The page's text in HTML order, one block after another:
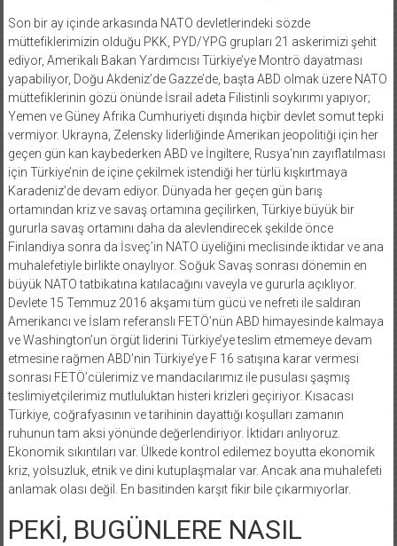
Son bir ay içinde arkasında NATO devletlerindeki sözde
müttefiklerimizin olduğu PKK, PYD/YPG grupları 21 askerimizi şehit
ediyor, Amerikalı Bakan Yardımcısı Türkiye’ye Montrö dayatması
yapabiliyor, Doğu Akdeniz’de Gazze’de, başta ABD olmak üzere NATO
müttefiklerinin gözü önünde İsrail adeta Filistinli soykırımı yapıyor;
Yemen ve Güney Afrika Cumhuriyeti dışında hiçbir devlet somut tepki
vermiyor. Ukrayna, Zelensky liderliğinde Amerikan jeopolitiği için her
geçen gün kan kaybederken ABD ve İngiltere, Rusya’nın zayıflatılması
için Türkiye’nin de içine çekilmek istendiği her türlü kışkırtmaya
Karadeniz’de devam ediyor. Dünyada her geçen gün barış
ortamından kriz ve savaş ortamına geçilirken, Türkiye büyük bir
gururla savaş ortamını daha da alevlendirecek şekilde önce
Finlandiya sonra da İsveç’in NATO üyeliğini meclisinde iktidar ve ana
muhalefetiyle birlikte onaylıyor. Soğuk Savaş sonrası dönemin en
büyük NATO tatbikatına katılacağını vaveyla ve gururla açıklıyor.
Devlete 15 Temmuz 2016 akşamı tüm gücü ve nefreti ile saldıran
Amerikancı ve İslam referanslı FETÖ’nün ABD himayesinde kalmaya
ve Washington’un örgüt liderini Türkiye’ye teslim etmemeye devam
etmesine rağmen ABD’nin Türkiye’ye F 16 satışına karar vermesi
sonrası FETÖ’cülerimiz ve mandacılarımız ile pusulası şaşmış
teslimiyetçilerimiz mutluluktan histeri krizleri geçiriyor. Kısacası
Türkiye, coğrafyasının ve tarihinin dayattığı koşulları zamanın
ruhunun tam aksi yönünde değerlendiriyor. İktidarı anlıyoruz.
Ekonomik sıkıntıları var. Ülkede kontrol edilemez boyutta ekonomik
kriz, yolsuzluk, etnik ve dini kutuplaşmalar var. Ancak ana muhalefeti
anlamak olası değil. En basitinden karşıt fikir bile çıkarmıyorlar.
PEKİ, BUGÜNLERE NASIL